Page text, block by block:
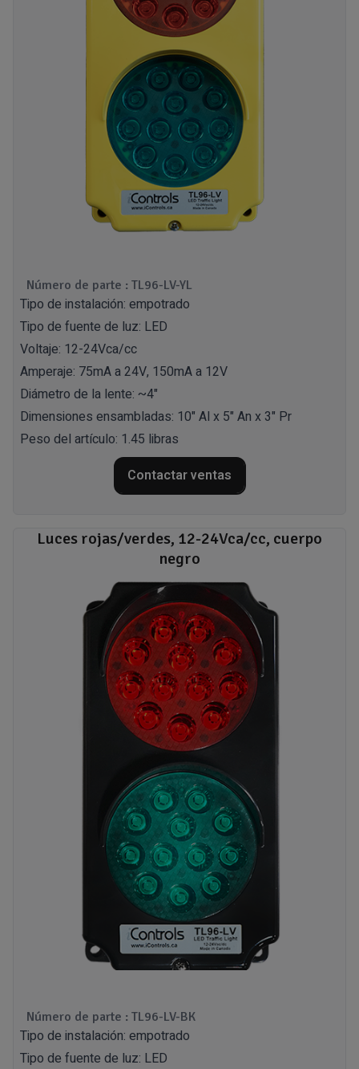
Número de parte : TL96-LV-YL
Tipo de instalación: empotrado
Tipo de fuente de luz: LED
Voltaje: 12-24Vca/cc
Amperaje: 75mA a 24V, 150mA a 12V
Diámetro de la lente: ~4"
Dimensiones ensambladas: 10" Al x 5" An x 3" Pr
Peso del artículo: 1.45 libras
Contactar ventas
Luces rojas/verdes, 12-24Vca/cc, cuerpo
negro
Número de parte : TL96-LV-BK
Tipo de instalación: empotrado
Tipo de fuente de luz: LED